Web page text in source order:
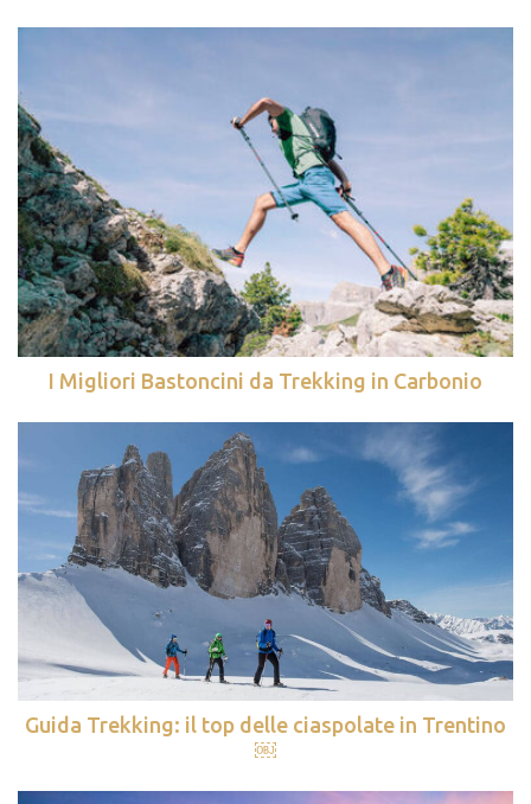
I Migliori Bastoncini da Trekking in Carbonio
Guida Trekking: il top delle ciaspolate in Trentino
￼